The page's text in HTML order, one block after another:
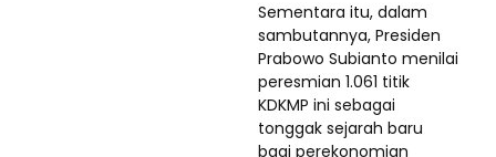
Sementara itu, dalam
sambutannya, Presiden
Prabowo Subianto menilai
peresmian 1.061 titik
KDKMP ini sebagai
tonggak sejarah baru
bagi perekonomian